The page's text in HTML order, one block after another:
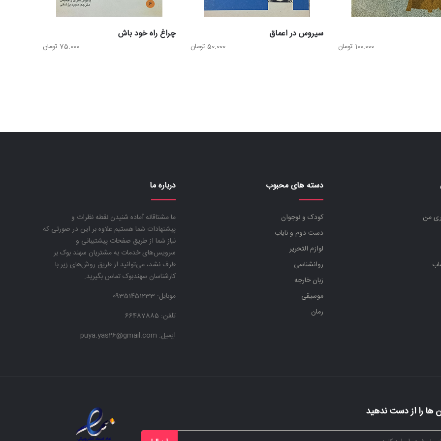
100.000 تومان
سیروس در اعماق
50.000 تومان
چراغ راه خود باش
75.000 تومان
من
دسته های محبوب
کودک و نوجوان
دست دوم و نایاب
لوازم التحریر
روانشناسی
زبان خارجه
موسیقی
رمان
درباره ما
ما مشتاقانه آماده شنیدن نقطه نظرات و
پیشنهادات شما هستیم علاوه بر این در صورتی که
نیاز شما از طریق صفحات پیشتیبانی و
سرویس‌های خدمات به مشتریان سهند بوک بر
طرف نشد، می‌توانید از طریق روش‌های زیر با
کارشناسان سهندبوک تماس بگیرید.
موبایل:
تلفن: 66487885
ایمیل: puya.yas26@gmail.com
ها را از دست ندهید